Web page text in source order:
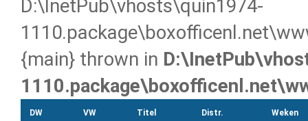
D:\InetPub\vhosts\quin1974-
{main} thrown in
DW VW Titel Distr. Weken